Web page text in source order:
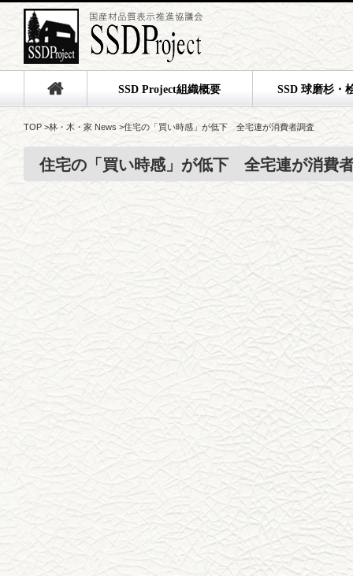
SSD Project組織概要 SSD 球磨杉・
TOP >林・木・家 News >住宅の「買い時感」が低下 全宅連が消費者調査
住宅の「買い時感」が低下 全宅連が消費